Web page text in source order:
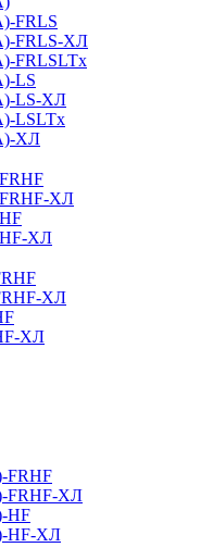
FRLS
FRLS-ХЛ
FRLSLTx
LS
LS-ХЛ
LSLTx
ХЛ
ХЛ
ХЛ
ХЛ
ХЛ
FRHF
FRHF-ХЛ
HF
HF-ХЛ